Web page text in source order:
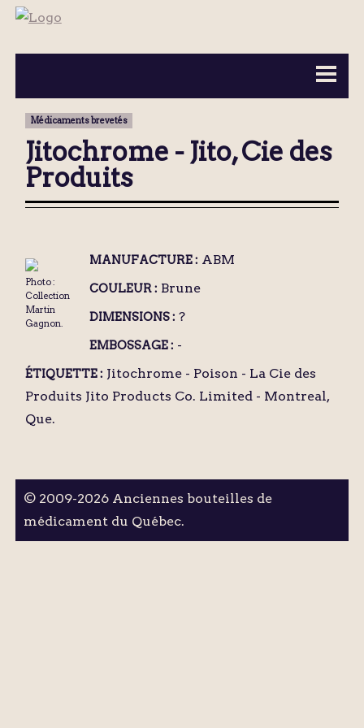
BOUTEILLES ▼
MA COLLECTION
CONTACT
Médicaments brevetés
Jitochrome - Jito, Cie des
Produits
Photo :
Collection
Martin
Gagnon.
MANUFACTURE : ABM
COULEUR : Brune
DIMENSIONS : ?
EMBOSSAGE : -
ÉTIQUETTE : Jitochrome - Poison - La Cie des
Produits Jito Products Co. Limited - Montreal,
Que.
© 2009-2026 Anciennes bouteilles de
médicament du Québec.